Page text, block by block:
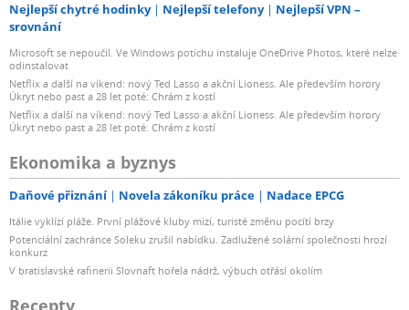
Nejlepší chytré hodinky Nejlepší telefony
Nejlepší VPN –
srovnání
Microsoft se nepoučil. Ve Windows potichu instaluje OneDrive Photos, které nelze
odinstalovat
Netflix a další na víkend: nový Ted Lasso a akční Lioness. Ale především horory
Úkryt nebo past a 28 let poté: Chrám z kostí
Netflix a další na víkend: nový Ted Lasso a akční Lioness. Ale především horory
Úkryt nebo past a 28 let poté: Chrám z kostí
Ekonomika a byznys
Daňové přiznání Novela zákoníku práce Nadace EPCG
Itálie vyklízí pláže. První plážové kluby mizí, turisté změnu pocítí brzy
Potenciální zachránce Soleku zrušil nabídku. Zadlužené solární společnosti hrozí
konkurz
V bratislavské rafinerii Slovnaft hořela nádrž, výbuch otřásl okolím
Recepty